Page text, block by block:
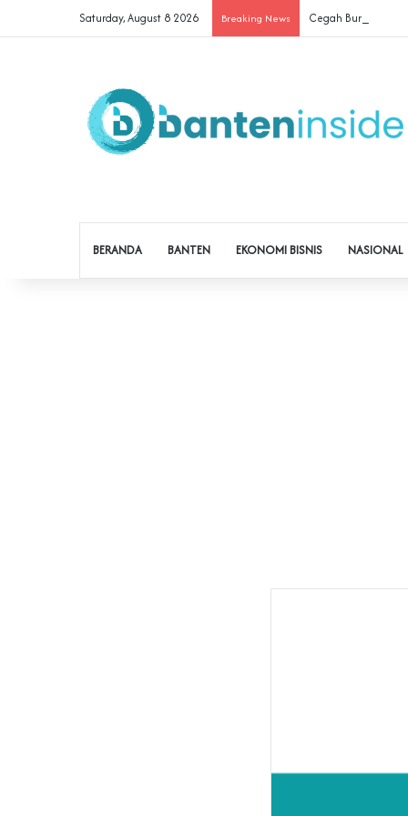
Saturday, August 8 2026 Breaking News Cegah Buruh
BERANDA BANTEN EKONOMI BISNIS NASIONAL